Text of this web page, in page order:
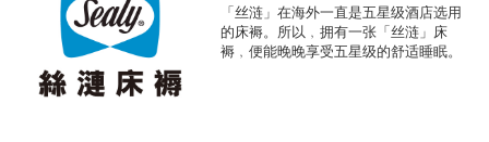
「丝涟」在海外一直是五星级酒店选用
的床褥。所以﹐拥有一张「丝涟」床
褥﹐便能晚晚享受五星级的舒适睡眠。